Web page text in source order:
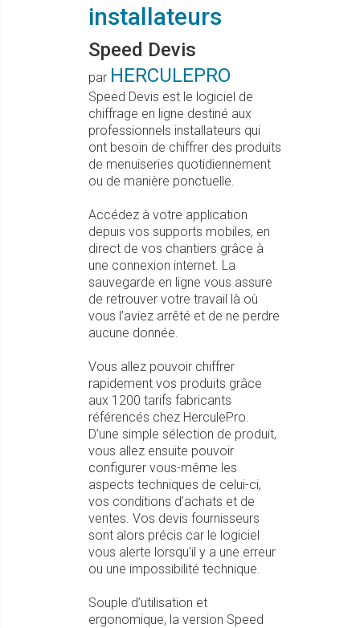
installateurs
Speed Devis
par HERCULEPRO
Speed Devis est le logiciel de
chiffrage en ligne destiné aux
professionnels installateurs qui
ont besoin de chiffrer des produits
de menuiseries quotidiennement
ou de manière ponctuelle.
Accédez à votre application
depuis vos supports mobiles, en
direct de vos chantiers grâce à
une connexion internet. La
sauvegarde en ligne vous assure
de retrouver votre travail là où
vous l’aviez arrêté et de ne perdre
aucune donnée.
Vous allez pouvoir chiffrer
rapidement vos produits grâce
aux 1200 tarifs fabricants
référencés chez HerculePro.
D’une simple sélection de produit,
vous allez ensuite pouvoir
configurer vous-même les
aspects techniques de celui-ci,
vos conditions d’achats et de
ventes. Vos devis fournisseurs
sont alors précis car le logiciel
vous alerte lorsqu’il y a une erreur
ou une impossibilité technique.
Souple d’utilisation et
ergonomique, la version Speed